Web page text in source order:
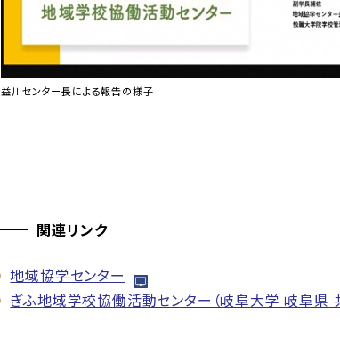
益川センター長による報告の様子
関連リンク
地域協学センター
ぎふ地域学校協働活動センター（岐阜大学 岐阜県